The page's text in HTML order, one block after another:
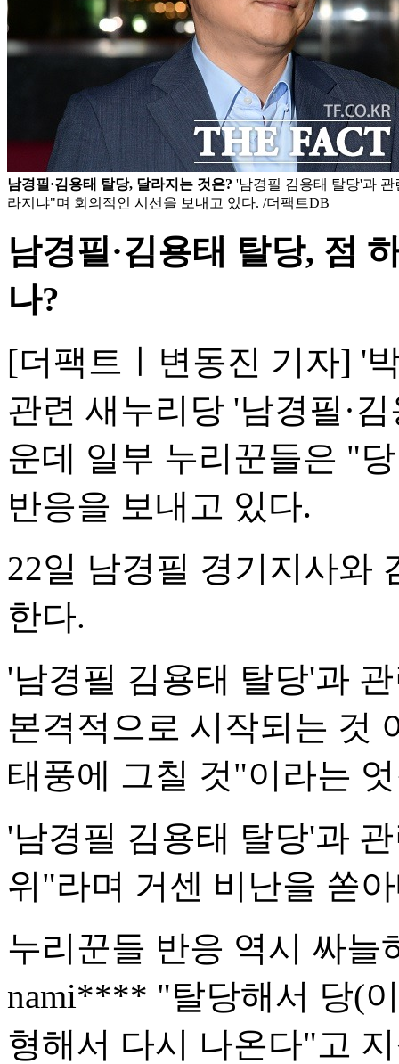
남경필·김용태 탈당, 달라지는 것은? '남경필 김용태 탈당'과
라지냐"며 회의적인 시선을 보내고 있다. /더팩트DB
남경필·김용태 탈당, 점
나?
[더팩트ㅣ변동진 기자] '
관련 새누리당 '남경필·
운데 일부 누리꾼들은 "
반응을 보내고 있다.
22일 남경필 경기지사와
한다.
'남경필 김용태 탈당'과
본격적으로 시작되는 것
태풍에 그칠 것"이라는
'남경필 김용태 탈당'과
위"라며 거센 비난을 쏟
누리꾼들 반응 역시 싸늘
nami**** "탈당해서 당(
형해서 다시 나온다"고